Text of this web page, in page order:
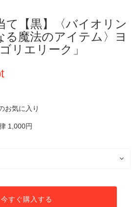
て【黒】〈バイオリン
る魔法のアイテム〉ヨ
リエリーク」
お気に入り
1,000円
今すぐ購入する